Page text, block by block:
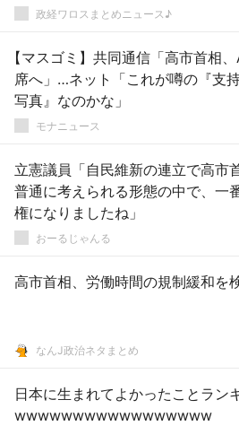
ってますね？」ｗｗｗｗｗｗｗｗ
政経ワロスまとめニュース♪
【マスゴミ】共同通信「高市首相
席へ」…ネット「これが噂の『支
写真』なのかな」
モナニュース
立憲議員「自民維新の連立で高市
普通に考えられる形態の中で、一
権になりましたね」
おーるじゃんる
高市首相、労働時間の規制緩和を
なんJ政治ネタまとめ
日本に生まれてよかったことラン
wwwwwwwwwwwwwwwww